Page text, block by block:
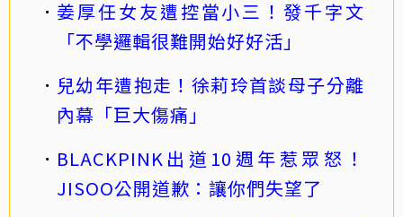
姜厚任女友遭控當小三！發千字文
「不學邏輯很難開始好好活」
兒幼年遭抱走！徐莉玲首談母子分離
內幕「巨大傷痛」
BLACKPINK出道10週年惹眾怒！
JISOO公開道歉：讓你們失望了